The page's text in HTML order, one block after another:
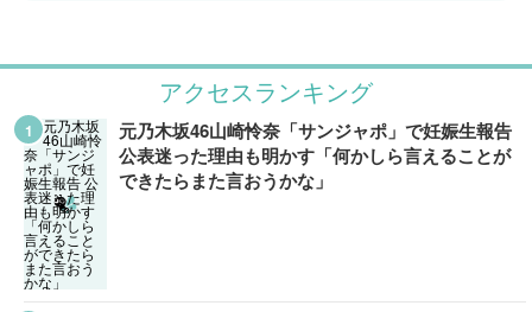
アクセスランキング
元乃木坂46山崎怜奈「サンジャポ」で妊娠生報告
公表迷った理由も明かす「何かしら言えることが
できたらまた言おうかな」